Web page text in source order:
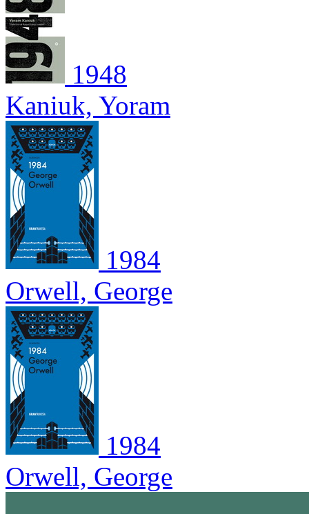
1948
Kaniuk, Yoram
1984
Orwell, George
1984
Orwell, George